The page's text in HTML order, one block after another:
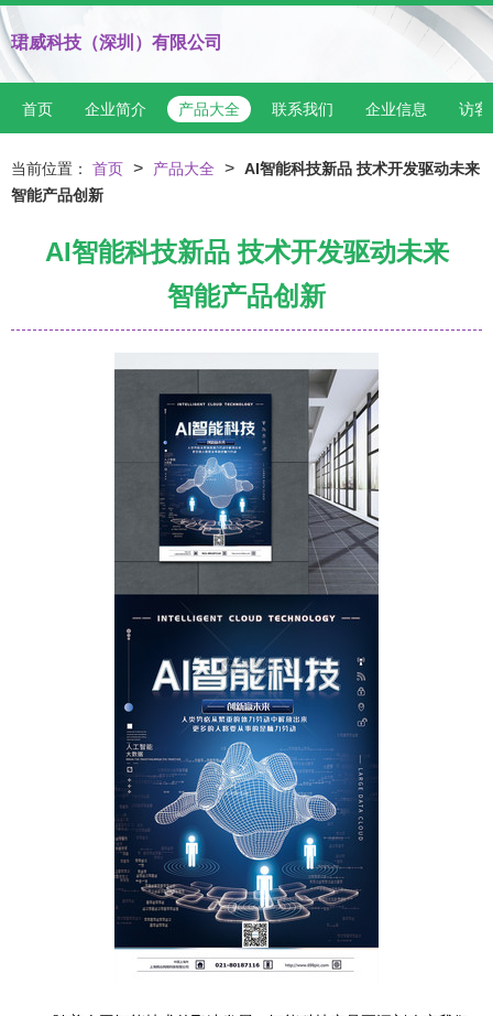
珺威科技（深圳）有限公司
首页 企业简介 产品大全 联系我们 企业信息 访客
当前位置： 首页 > 产品大全 > AI智能科技新品 技术开发驱动未来
智能产品创新
AI智能科技新品 技术开发驱动未来
智能产品创新